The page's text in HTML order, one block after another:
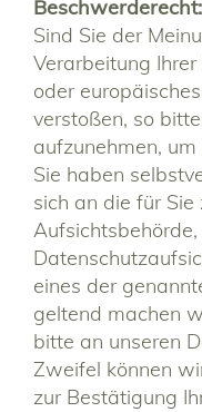
Beschwerderecht:
Sind Sie der
Verarbeitung
oder
verstoßen, so
aufzunehmen,
Sie haben
sich an die für
eines der
geltend machen
bitte an unseren
Zweifel können
zur Bestätigung